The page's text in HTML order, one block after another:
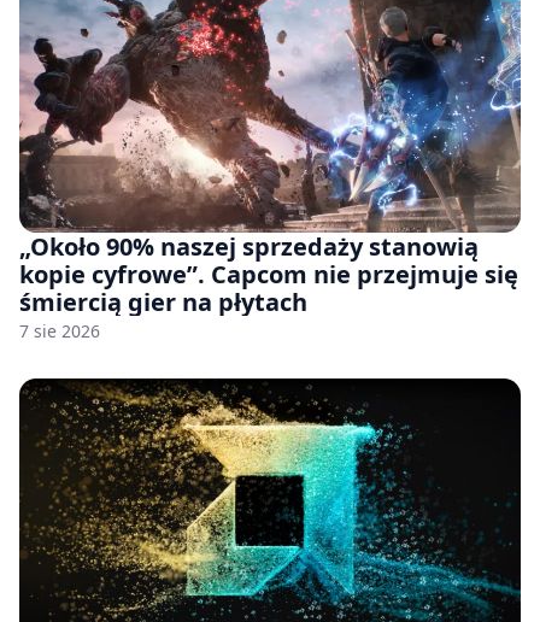
„Około 90% naszej sprzedaży stanowią
kopie cyfrowe”. Capcom nie przejmuje się
śmiercią gier na płytach
7 sie 2026